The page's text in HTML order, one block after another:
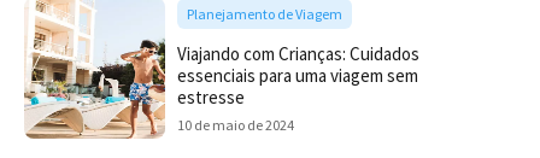
Planejamento de Viagem
Viajando com Crianças: Cuidados
essenciais para uma viagem sem
estresse
10 de maio de 2024